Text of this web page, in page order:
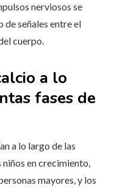
nerviosos se
señales entre el
cuerpo.
a lo
fases de
a lo largo de las
en crecimiento,
mayores, y los